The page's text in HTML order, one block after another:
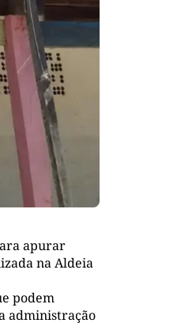
apurar
na Aldeia
podem
administração